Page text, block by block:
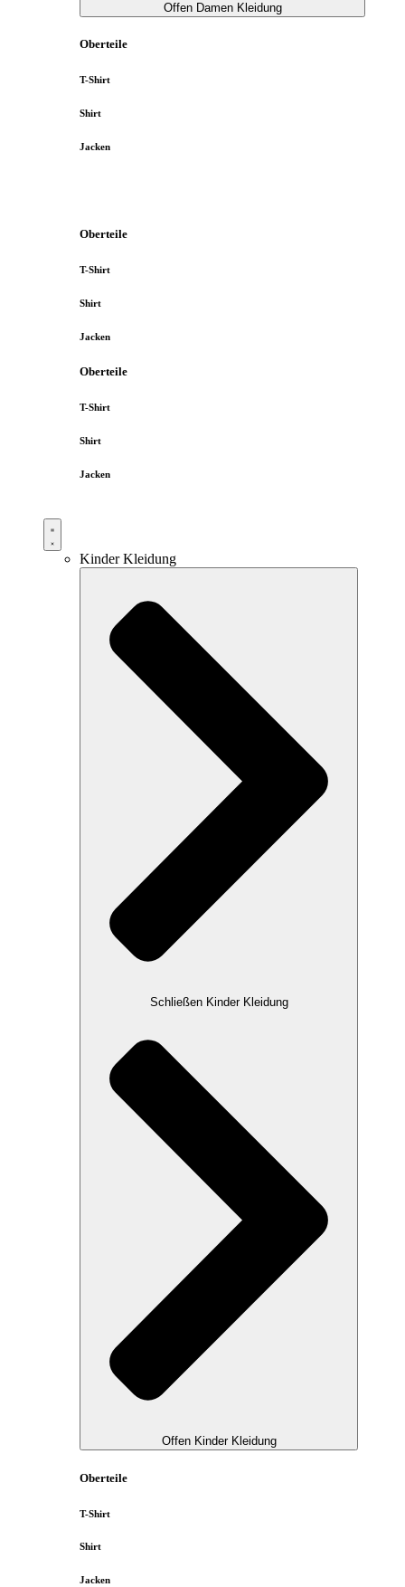
Offen Damen Kleidung
Oberteile
T-Shirt
Shirt
Jacken
Oberteile
T-Shirt
Shirt
Jacken
Oberteile
T-Shirt
Shirt
Jacken
Kinder Kleidung
Schließen Kinder Kleidung
Offen Kinder Kleidung
Oberteile
T-Shirt
Shirt
Jacken